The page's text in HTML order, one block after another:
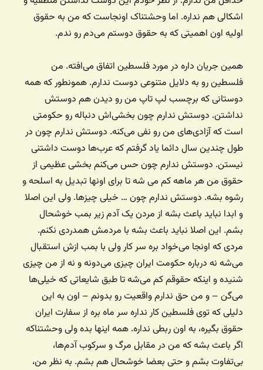
اشکالی هم نداره. اما وحشتناک اونجاست که من به حقوق
اولیه اون اهمیتی که به حقوق دوستم می‌دم رو ندم.
همین جریان داره در مورد فلسطین اتفاق می‌افته. من
فلسطین رو به دلایل متنوعی دوست ندارم. همونطور که همه
دوستانی که برچسب لپ تاپ من رو دیدن هم دوستش
نداشتن. دوستش ندارم چون بخشی‌اش دنباله رو حکومتی
است که آزادی‌های من رو نفی می‌کنه. دوستش ندارم چون در
طول چندین سال دائما یاد گرفتم که عرب‌ها دوست داشتنی
نیستن. دوستش ندارم چون حس می‌کنم بخشی عظیمی از
حقوق من هر ماهه کم می شه تا برای اونها تبدیل به اسلحه و
رشوه بشه. دوستش ندارم چون … خیلی چیزها. ولی این اصلا
و ابدا نباید باعث بشه از مردن یک آدم زیر بمب خوشحال
بشم. این اصلا نباید باعث بشه با مردمش همدردی نکنم.
مردی که اونجا می‌خواد بره سر کار ولی با بمب ازش استقبال
می‌شه نه درباره حکومت ایران چیزی می‌دونه و نه از من چیزی
شنیده و اینکه حقوقم کم می‌شه تا طبق شایعاتی که خیلی‌ها
می‌گن – و من حق ندارم واقعیت رو بدونم – اون به این
دلیلی که توی فلسطین کار نداره سر ماه بره از سفارت ایران
حقوق بگیره، به اون ربطی نداره. همه اینها بده ولی وحشتناکه
اگر باعث بشه که من در مقابل مرگ و سرکوب آدم‌ها،
بی‌تفاوت بشم و حتی بعضا خوشحال هم بشم. به نظر من،